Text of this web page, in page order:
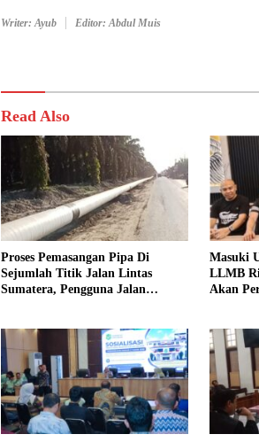
Writer: Ayub Editor: Abdul Muis
Read Also
Proses Pemasangan Pipa Di
Sejumlah Titik Jalan Lintas
Sumatera, Pengguna Jalan
Masuki
LLMB
Akan